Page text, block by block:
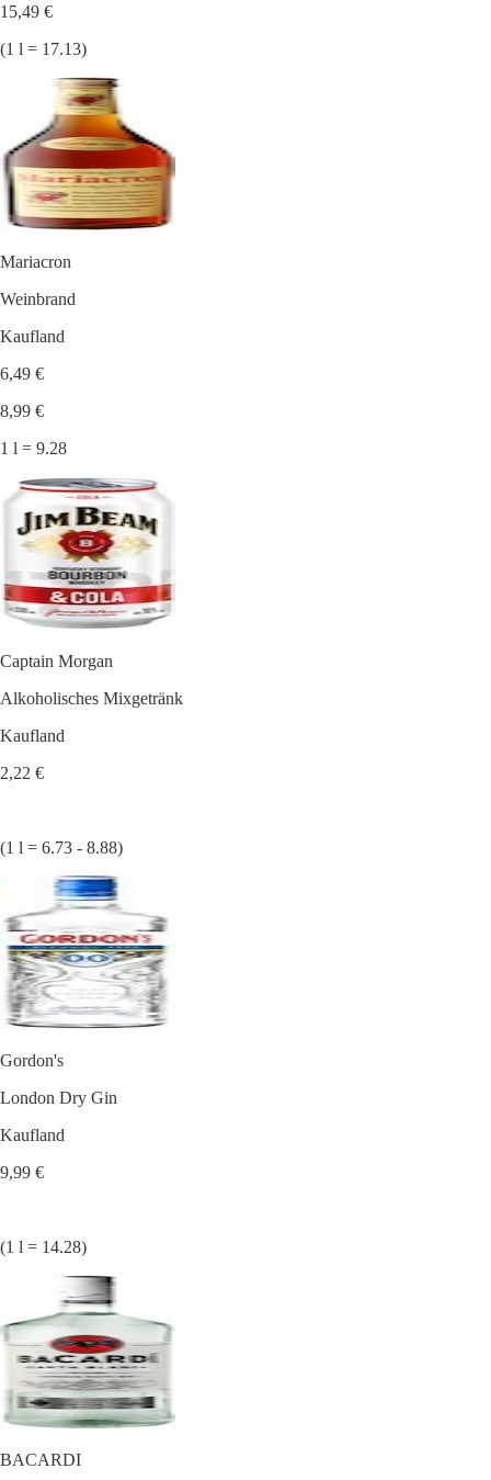
15,49 €
(1 l = 17.13)
Mariacron
Weinbrand
Kaufland
6,49 €
8,99 €
1 l = 9.28
Captain Morgan
Alkoholisches Mixgetränk
Kaufland
2,22 €
(1 l = 6.73 - 8.88)
Gordon's
London Dry Gin
Kaufland
9,99 €
(1 l = 14.28)
BACARDI